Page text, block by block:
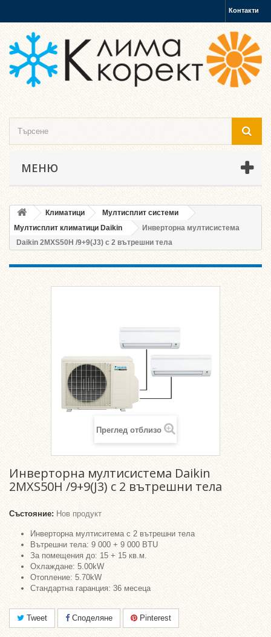
Контакти
МЕНЮ
Климатици
Мултисплит системи
Мултисплит климатици Daikin
Инверторна мултисистема
Daikin 2MXS50H /9+9(J3) с 2 вътрешни тела
Преглед отблизо
Инверторна мултисистема Daikin
2MXS50H /9+9(J3) с 2 вътрешни тела
Състояние: Нов продукт
Инверторна мултиситема с 2 вътрешни тела
Вътрешни тела: 9 000 + 9 000 BTU
За помещения до: 15 + 15 кв.м.
Охлаждане: 5.00kW
Отопление: 5.70kW
Стандартна гаранция: 36 месеца
Tweet Споделяне Pinterest